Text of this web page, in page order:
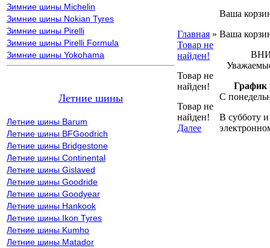
Зимние шины Michelin
Зимние шины Nokian Tyres
Зимние шины Pirelli
Зимние шины Pirelli Formula
Зимние шины Yokohama
Летние шины
Летние шины Barum
Летние шины BFGoodrich
Летние шины Bridgestone
Летние шины Continental
Летние шины Gislaved
Летние шины Goodride
Летние шины Goodyear
Летние шины Hankook
Летние шины Ikon Tyres
Летние шины Kumho
Летние шины Matador
Главная »
Товар не
найден!
Товар не
найден!
Товар не
найден!
Далее
Ваша
Ваша
График
С
В субботу и